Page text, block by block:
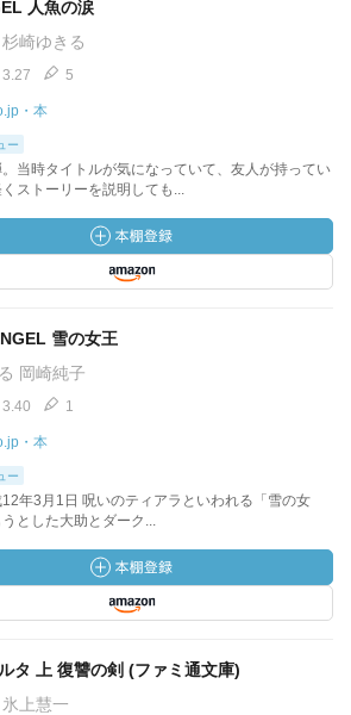
人魚の涙
崎ゆきる
3.27 5
・本
ー
当時タイトルが気になっていて、友人が持ってい
ストーリーを説明しても...
雪の女王
岡崎純子
3.40 1
・本
ー
年3月1日 呪いのティアラといわれる「雪の女
とした大助とダーク...
タ 上 復讐の剣 (ファミ通文庫)
上慧一